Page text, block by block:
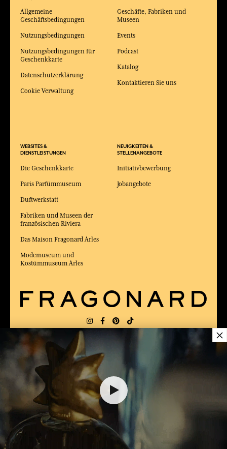
20,00 € 25,00 €
DEM WARENKORB HINZUFÜGEN
Allgemeine
Geschäftsbedingungen
Nutzungsbedingungen
Nutzungsbedingungen für
Geschenkkarte
Datenschutzerklärung
Cookie Verwaltung
WEBSITES &
DIENSTLEISTUNGEN
Die Geschenkkarte
Paris Parfümmuseum
Duftwerkstatt
Fabriken und Museen der
französischen Riviera
Das Maison Fragonard Arles
Modemuseum und
Kostümmuseum Arles
Geschäfte, Fabriken und
Museen
Events
Podcast
Katalog
Kontaktieren Sie uns
NEUIGKEITEN &
STELLENANGEBOTE
Initiativbewerbung
Jobangebote
LIEFERUNG:
ZUM BESTEN ONLINE-COMMERCE-SITE
2025 vom Magazin Capital gewählt
×